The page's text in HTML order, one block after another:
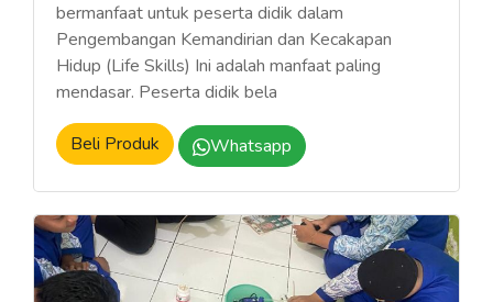
bermanfaat untuk peserta didik dalam
Pengembangan Kemandirian dan Kecakapan
Hidup (Life Skills) Ini adalah manfaat paling
mendasar. Peserta didik bela
Beli Produk Whatsapp